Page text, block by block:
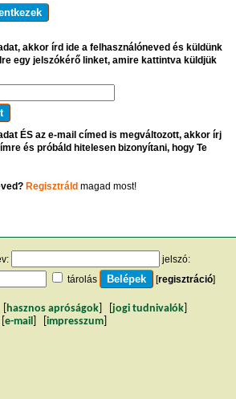
akkor írd ide a felhasználóneved és küldünk
egy jelszókérő linket, amire kattintva küldjük
ÉS az e-mail címed is megváltozott, akkor írj
és próbáld hitelesen bizonyítani, hogy Te
Regisztráldmagad most!
jelszó:
tárolás
[regisztráció]
hasznos apróságok jogi tudnivalók
e-mail impresszum]